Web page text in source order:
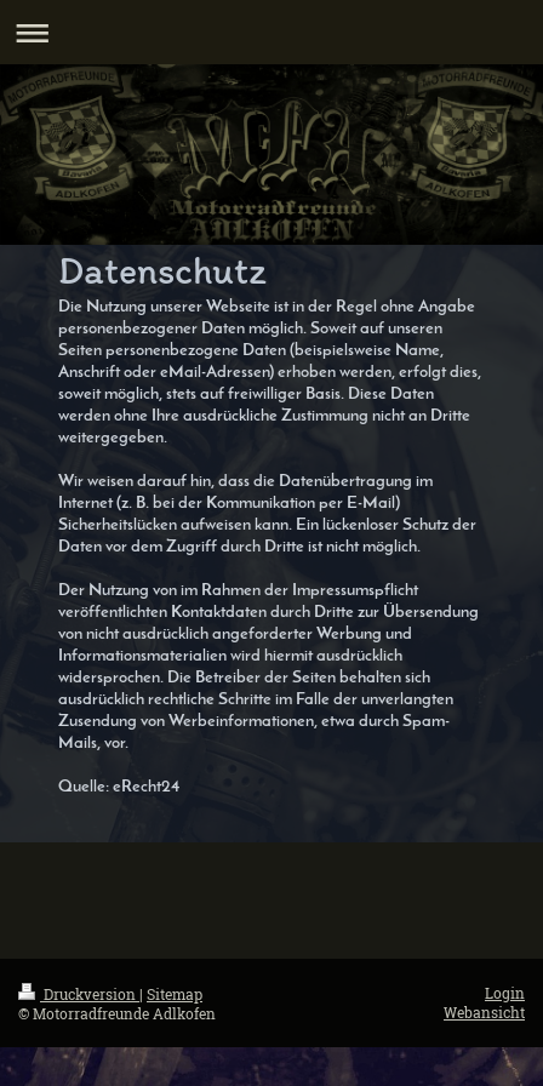
Datenschutz
Die Nutzung unserer Webseite ist in der Regel ohne Angabe
personenbezogener Daten möglich. Soweit auf unseren
Seiten personenbezogene Daten (beispielsweise Name,
Anschrift oder eMail-Adressen) erhoben werden, erfolgt dies,
soweit möglich, stets auf freiwilliger Basis. Diese Daten
werden ohne Ihre ausdrückliche Zustimmung nicht an Dritte
weitergegeben.
Wir weisen darauf hin, dass die Datenübertragung im
Internet (z. B. bei der Kommunikation per E-Mail)
Sicherheitslücken aufweisen kann. Ein lückenloser Schutz der
Daten vor dem Zugriff durch Dritte ist nicht möglich.
Der Nutzung von im Rahmen der Impressumspflicht
veröffentlichten Kontaktdaten durch Dritte zur Übersendung
von nicht ausdrücklich angeforderter Werbung und
Informationsmaterialien wird hiermit ausdrücklich
widersprochen. Die Betreiber der Seiten behalten sich
ausdrücklich rechtliche Schritte im Falle der unverlangten
Zusendung von Werbeinformationen, etwa durch Spam-
Mails, vor.
Quelle: eRecht24
Druckversion | Sitemap
© Motorradfreunde Adlkofen
Login
Webansicht